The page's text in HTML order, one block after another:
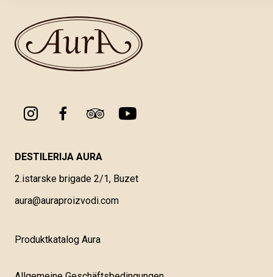
DESTILERIJA AURA
2.istarske brigade 2/1, Buzet
aura@auraproizvodi.com
Produktkatalog Aura